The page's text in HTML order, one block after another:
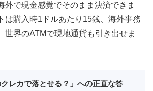
外で現金感覚でそのまま決済できま
は購入時1ドルあたり15銭、海外事務
世界のATMで現地通貨も引き出せま
クレカで落とせる？」への正直な答